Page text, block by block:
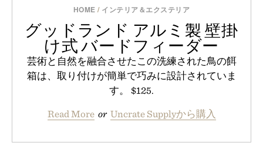
HOME / インテリア＆エクステリア
グッドランド アルミ製 壁掛
け式 バードフィーダー
芸術と自然を融合させたこの洗練された鳥の餌
箱は、取り付けが簡単で巧みに設計されていま
す。 $125.
Read More or Uncrate Supplyから購入